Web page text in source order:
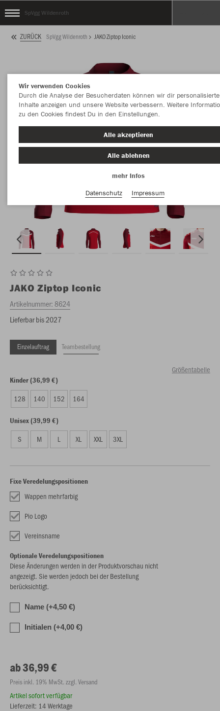
SpVgg Wildenroth
ZURÜCK SpVgg Wildenroth JAKO Ziptop Iconic
JAKO Ziptop Iconic
Artikelnummer:8624
Lieferbar bis 2027
Einzelauftrag Teambestellung
Größentabelle
Kinder (36,99 €)
128 140 152 164
Unisex (39,99 €)
S M L XL XXL 3XL
Fixe Veredelungspositionen
Wappen mehrfarbig
Pio Logo
Vereinsname
Optionale Veredelungspositionen
Diese Änderungen werden in der Produktvorschau nicht
angezeigt. Sie werden jedoch bei der Bestellung
berücksichtigt.
Name (+4,50 €)
Initialen (+4,00 €)
ab 36,99 €
Preis inkl. 19% MwSt. zzgl. Versand
Artikel sofort verfügbar
Lieferzeit: 14 Werktage
Wir verwenden Cookies
Durch die Analyse der Besucherdaten können wir dir personalisierte
Inhalte anzeigen und unsere Website verbessern. Weitere
zu den Cookies findest Du in den Einstellungen.
Alle akzeptieren
Alle ablehnen
mehr Infos
Datenschutz
Impressum